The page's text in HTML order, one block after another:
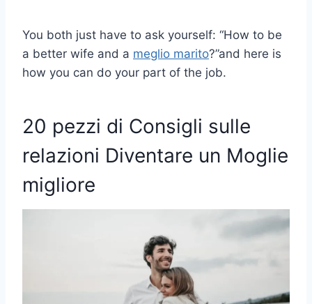
You both just have to ask yourself: “How to be
a better wife and a meglio marito?”and here is
how you can do your part of the job.
20 pezzi di Consigli sulle
relazioni Diventare un Moglie
migliore